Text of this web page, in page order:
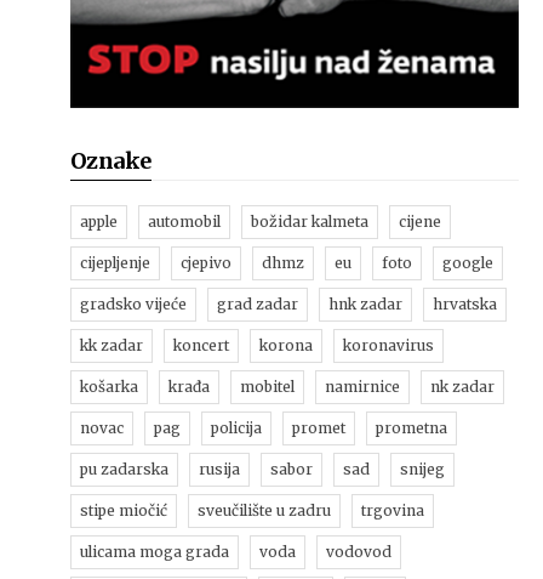
Oznake
apple automobil božidar kalmeta cijene
cijepljenje cjepivo dhmz eu foto google
gradsko vijeće grad zadar hnk zadar hrvatska
kk zadar koncert korona koronavirus
košarka krađa mobitel namirnice nk zadar
novac pag policija promet prometna
pu zadarska rusija sabor sad snijeg
stipe miočić sveučilište u zadru trgovina
ulicama moga grada voda vodovod